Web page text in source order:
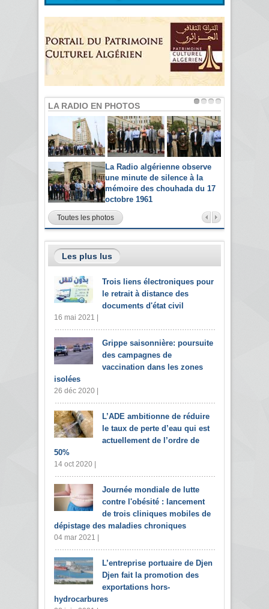
LA RADIO EN PHOTOS
La Radio algérienne observe
une minute de silence à la
mémoire des chouhada du 17
octobre 1961
Toutes les photos
Les plus lus
Trois liens électroniques pour
le retrait à distance des
documents d'état civil
16 mai 2021 |
Grippe saisonnière: poursuite
des campagnes de
vaccination dans les zones
isolées
26 déc 2020 |
L’ADE ambitionne de réduire
le taux de perte d’eau qui est
actuellement de l’ordre de
50%
14 oct 2020 |
Journée mondiale de lutte
contre l'obésité : lancement
de trois cliniques mobiles de
dépistage des maladies chroniques
04 mar 2021 |
L’entreprise portuaire de Djen
Djen fait la promotion des
exportations hors-
hydrocarbures